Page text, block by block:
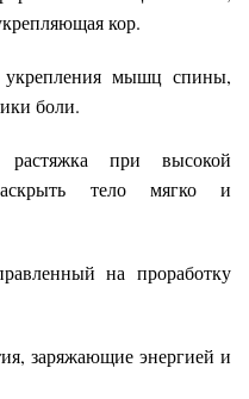
кор.
мышц спины,
боли.
при высокой
тело мягко и
на проработку
заряжающие энергией и